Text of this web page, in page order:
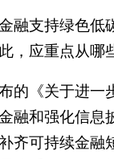
支持绿色低
，应重点从哪
《关于进一
融和强化信息
齐可持续金融